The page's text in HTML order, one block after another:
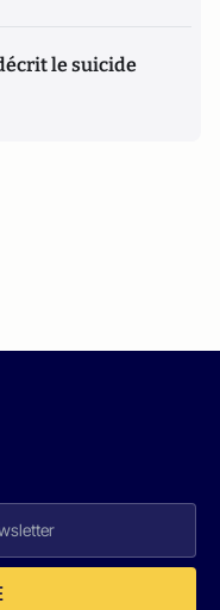
le suicide